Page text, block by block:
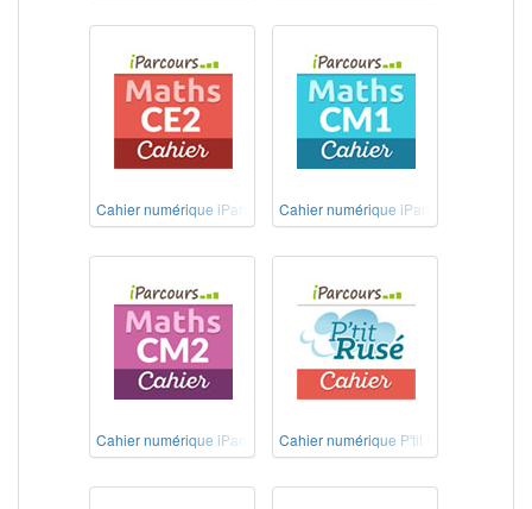
Cahier numérique iParcours Maths CE2Cahier numérique iParcours Maths
Cahier numérique iParcours Maths CM2 éd. 2020
Cahier numérique P'tit Rusé Maths